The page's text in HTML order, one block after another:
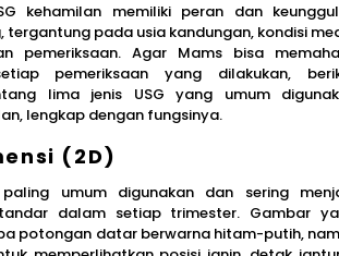
kehamilan memiliki peran dan
tergantung pada usia kandungan, kondisi
pemeriksaan. Agar Mams bisa
pemeriksaan yang dilakukan,
lima jenis USG yang umum
lengkap dengan fungsinya.
(2D)
umum digunakan dan sering
dalam setiap trimester. Gambar
potongan datar berwarna hitam-putih,